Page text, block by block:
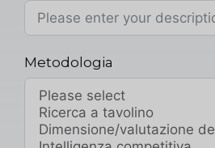
Metodologia